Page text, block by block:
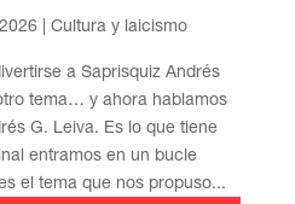
| Cultura y laicismo
a Saprisquiz Andrés
tema… y ahora hablamos
G. Leiva. Es lo que tiene
entramos en un bucle
el tema que nos propuso...